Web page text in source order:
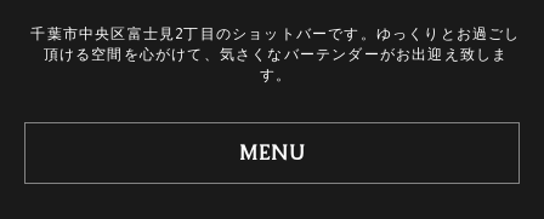
千葉市中央区富士見2丁目のショットバーです。ゆっくりとお過ごし
頂ける空間を心がけて、気さくなバーテンダーがお出迎え致しま
す。
MENU